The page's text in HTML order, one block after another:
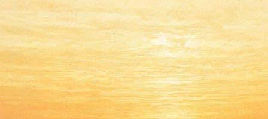
Ботанический сад открывает
свои двери вечером в День
Всех Влюбленных
07 февраля 2014, 15:07 Версия для печати